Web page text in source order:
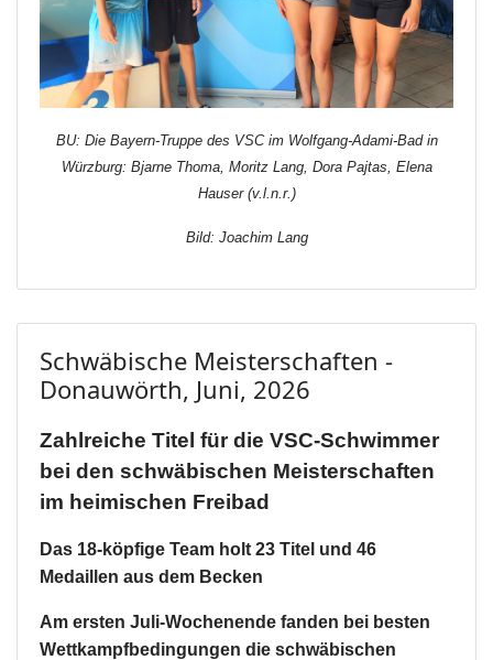
BU: Die Bayern-Truppe des VSC im Wolfgang-Adami-Bad in
Würzburg: Bjarne Thoma, Moritz Lang, Dora Pajtas, Elena
Hauser (v.l.n.r.)
Bild: Joachim Lang
Schwäbische Meisterschaften -
Donauwörth, Juni, 2026
Zahlreiche Titel für die VSC-Schwimmer
bei den schwäbischen Meisterschaften
im heimischen Freibad
Das 18-köpfige Team holt 23 Titel und 46
Medaillen aus dem Becken
Am ersten Juli-Wochenende fanden bei besten
Wettkampfbedingungen die schwäbischen